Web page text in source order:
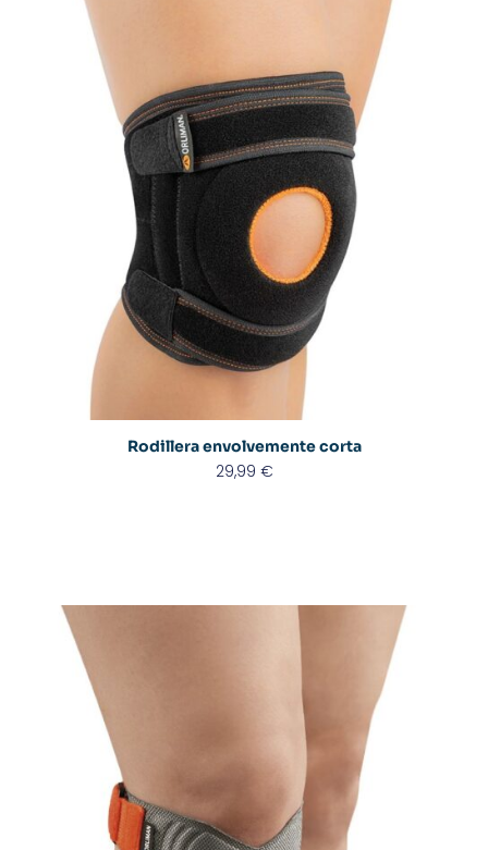
Rodillera envolvemente corta
29,99 €